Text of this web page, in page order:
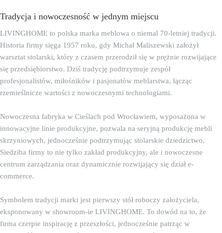
Tradycja i nowoczesność w jednym miejscu
LIVINGHOME to polska marka meblowa o niemal 70-letniej tradycji.
Historia firmy sięga 1957 roku, gdy Michał Maliszewski założył
warsztat stolarski, który z czasem przerodził się w prężnie rozwijające
się przedsiębiorstwo. Dziś tradycję podtrzymuje zespół
profesjonalistów, miłośników i pasjonatów meblarstwa, łącząc
rzemieślnicze wartości z nowoczesnymi technologiami. ㅤㅤ
Nowoczesna fabryka w Cieślach pod Wrocławiem, wyposażona w
innowacyjne linie produkcyjne, pozwala na seryjną produkcję mebli
skrzyniowych, jednocześnie podtrzymując stolarskie dziedzictwo.
Siedziba firmy to nie tylko zakład produkcyjny, ale i nowoczesne
centrum zarządzania oraz dynamicznie rozwijający się dział e-
commerce.
Symbolem tradycji marki jest pierwszy stół roboczy założyciela,
eksponowany w showroom-ie LIVINGHOME. To dowód na to, że
firma czerpie inspirację z przeszłości, jednocześnie patrząc w